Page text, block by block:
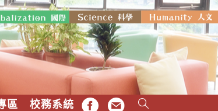
區 校務系統 FB EMAIL